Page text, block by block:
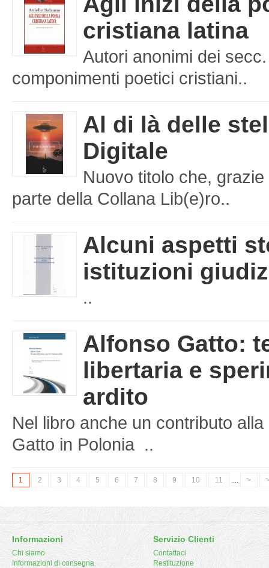
cristiana latina
Autori anonimi dei
componimenti poetici cristiani..
Al di là delle
Digitale
Nuovo titolo che,
parte della Collana Lib(e)ro..
Alcuni aspetti
istituzioni
..
Alfonso Gatto:
libertaria e
ardito
Nel libro anche un contributo
Gatto in Polonia ..
1 2 3 4 5 6 7 8 9 10 11 .... >
Informazioni
Chi siamo
Informazioni di consegna
Servizio Clienti
Contattaci
Restituzione